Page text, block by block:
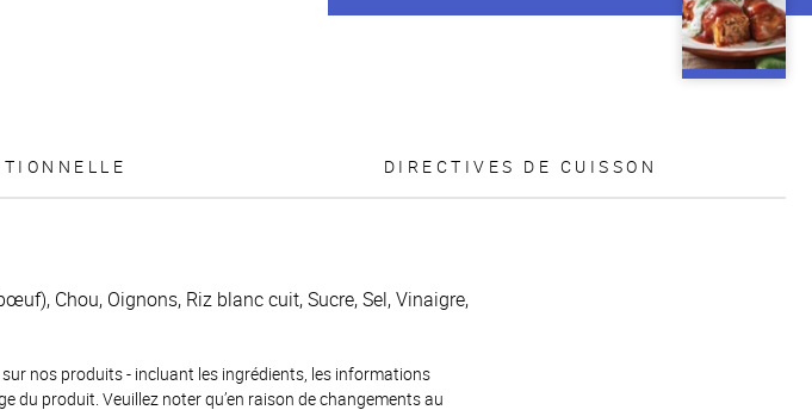
DIRECTIVES DE CUISSON
Chou, Oignons, Riz blanc cuit, Sucre, Sel, Vinaigre,
nos produits - incluant les ingrédients, les informations
du produit. Veuillez noter qu’en raison de changements au